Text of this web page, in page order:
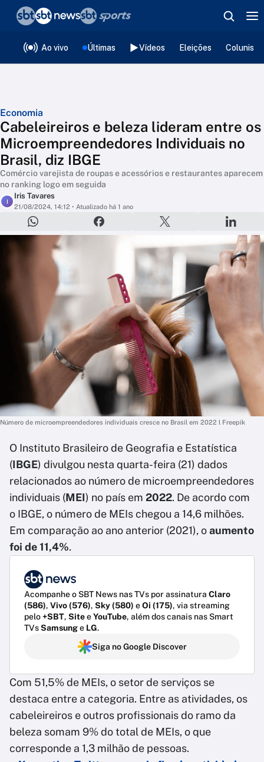
Ao vivo Últimas Vídeos Eleições
Economia
Cabeleireiros e beleza lideram entre os
Microempreendedores Individuais no
Brasil, diz IBGE
Comércio varejista de roupas e acessórios e restaurantes aparecem
no ranking logo em seguida
I
Iris Tavares
21/08/2024, 14:12 • Atualizado há 1 ano
Número de microempreendedores individuais cresce no Brasil em 2022 l Freepik
O Instituto Brasileiro de Geografia e Estatística
(IBGE) divulgou nesta quarta-feira (21) dados
relacionados ao número de microempreendedores
individuais (MEI) no país em 2022. De acordo com
o IBGE, o número de MEIs chegou a 14,6 milhões.
Em comparação ao ano anterior (2021), oaumento
foi de 11,4%.
Acompanhe o SBT News nas TVs por assinatura Claro
(586), Vivo (576), Sky (580) eOi (175), via streaming
pelo+SBT, SiteeYouTube, além dos canais nas Smart
TVsSamsunge LG.
Siga no Google Discover
Com 51,5% de MEIs, o setor de serviços se
destaca entre a categoria. Entre as atividades, os
cabeleireiros e outros profissionais do ramo da
beleza somam 9% do total de MEIs, o que
corresponde a 1,3 milhão de pessoas.
❮voltar
Editorias